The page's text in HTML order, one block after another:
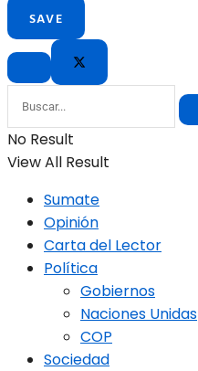
No Result
View All Result
Sumate
Opinión
Carta del Lector
Política
Gobiernos
Naciones Unidas
COP
Sociedad